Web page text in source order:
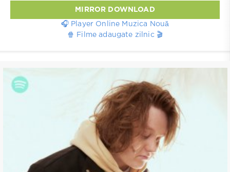
MIRROR DOWNLOAD
🎧 Player Online Muzica Nouă
🍿 Filme adaugate zilnic 🎬